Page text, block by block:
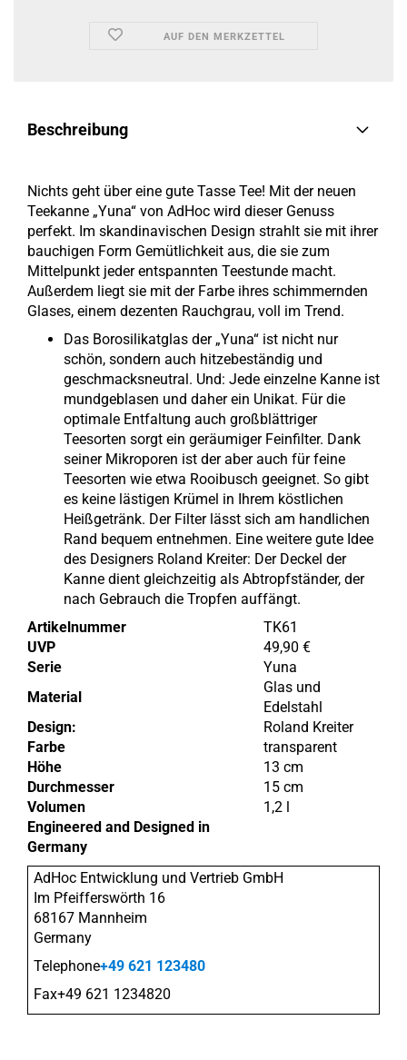
AUF DEN MERKZETTEL
Beschreibung
Nichts geht über eine gute Tasse Tee! Mit der neuen
Teekanne „Yuna“ von AdHoc wird dieser Genuss
perfekt. Im skandinavischen Design strahlt sie mit ihrer
bauchigen Form Gemütlichkeit aus, die sie zum
Mittelpunkt jeder entspannten Teestunde macht.
Außerdem liegt sie mit der Farbe ihres schimmernden
Glases, einem dezenten Rauchgrau, voll im Trend.
Das Borosilikatglas der „Yuna“ ist nicht nur
schön, sondern auch hitzebeständig und
geschmacksneutral. Und: Jede einzelne Kanne ist
mundgeblasen und daher ein Unikat. Für die
optimale Entfaltung auch großblättriger
Teesorten sorgt ein geräumiger Feinfilter. Dank
seiner Mikroporen ist der aber auch für feine
Teesorten wie etwa Rooibusch geeignet. So gibt
es keine lästigen Krümel in Ihrem köstlichen
Heißgetränk. Der Filter lässt sich am handlichen
Rand bequem entnehmen. Eine weitere gute Idee
des Designers Roland Kreiter: Der Deckel der
Kanne dient gleichzeitig als Abtropfständer, der
nach Gebrauch die Tropfen auffängt.
Artikelnummer
TK61
UVP
49,90 €
Serie
Yuna
Material
Glas und
Edelstahl
Design:
Roland Kreiter
Farbe
transparent
Höhe
13 cm
Durchmesser
15 cm
Volumen
1,2 l
Engineered and Designed in
Germany
AdHoc Entwicklung und Vertrieb GmbH
Im Pfeifferswörth 16
68167 Mannheim
Germany
Telephone+49 621 123480
Fax+49 621 1234820